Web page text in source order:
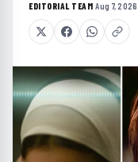
EDITORIAL TEAM·Aug 7, 2026